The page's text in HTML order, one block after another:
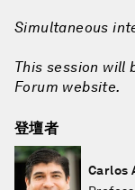
Simultaneous
This session will
Forum website.
登壇者
Carlos